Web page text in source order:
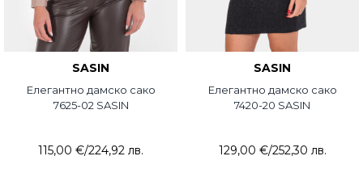
SASIN
Елегантно дамско сако
7625-02 SASIN
115,00 €/224,92 лв.
SASIN
Елегантно дамско сако
7420-20 SASIN
129,00 €/252,30 лв.